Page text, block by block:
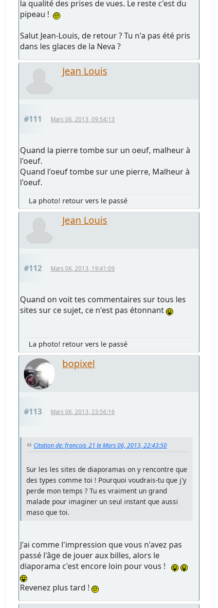
la qualité des prises de vues. Le reste c'est du
pipeau !
Salut Jean-Louis, de retour ? Tu n'a pas été pris
dans les glaces de la Neva ?
Jean Louis
#111 Mars 06, 2013, 09:54:13
Quand la pierre tombe sur un oeuf, malheur à
l'oeuf.
Quand l'oeuf tombe sur une pierre, Malheur à
l'oeuf.
La photo! retour vers le passé
Jean Louis
#112 Mars 06, 2013, 19:41:09
Quand on voit tes commentaires sur tous les
sites sur ce sujet, ce n'est pas étonnant
La photo! retour vers le passé
bopixel
#113 Mars 06, 2013, 23:56:16
Citation de: francois_21 le Mars 06, 2013, 22:43:50
Sur les les sites de diaporamas on y rencontre que
des types comme toi ! Pourquoi voudrais-tu que j'y
perde mon temps ? Tu es vraiment un grand
malade pour imaginer un seul instant que aussi
maso que toi.
J'ai comme l'impression que vous n'avez pas
passé l'âge de jouer aux billes, alors le
diaporama c'est encore loin pour vous !
Revenez plus tard !